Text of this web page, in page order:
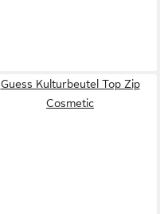
Guess Kulturbeutel Top Zip
Cosmetic